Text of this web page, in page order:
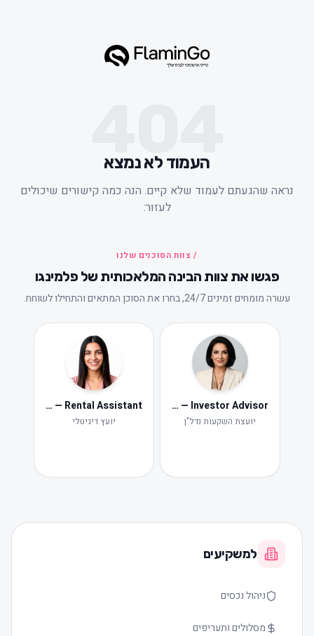
העמוד לא נמצא
שהגעתם לעמוד שלא קיים. הנה כמה קישורים שיכולים
לעזור:
/ צוות הסוכנים שלנו
פגשו את צוות הבינה המלאכותית של פלמינגו
עשרה מומחים זמינים 24/7, בחרו את הסוכן המתאים והתחילו לשוחח.
Iris — Investor Advisor
יועצת השקעות נדל"ן
Neta — Rental Assistant
יועץ דיגיטלי
למשקיעים
ניהול נכסים
מסלולים ותעריפים